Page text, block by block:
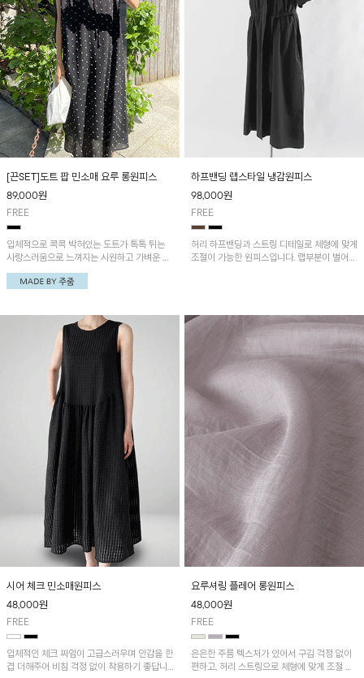
[끈SET]도트 팝 민소매 요루 롱원피스
89,000원
FREE
입체적으로 콕콕 박혀있는 도트가 톡톡 튀는
사랑스러움으로 느껴지는 시원하고 가벼운 주
줌 제작 원피스!
하프밴딩 랩스타일 냉감원피스
98,000원
FREE
허리 하프밴딩과 스트링 디테일로 체형에 맞게
조절이 가능한 원피스입니다. 랩부분이 벌어지
시어 체크 민소매원피스
48,000원
FREE
입체적인 체크 짜임이 고급스러우며 안감을 한
겹 더해주어 비침 걱정 없이 착용하기 좋답니
요루셔링 플레어 롱원피스
48,000원
FREE
은은한 주름 텍스처가 있어서 구김 걱정 없이
편하고, 허리 스트링으로 체형에 맞게 조절 가